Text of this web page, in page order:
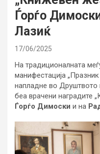
Ѓорѓо
Лазиќ
17/06/2025
На традиционалната
манифестација
напладне во Друштвото
беа врачени наградите
Ѓорѓо Димоски и на